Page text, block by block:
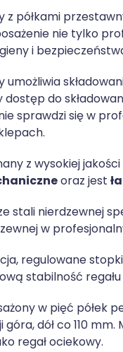
z półkami
nie tylko
i
umożliwia
dostęp do
sprawdzi się w
z wysokiej jakości
oraz jest
stali nierdzewnej
w
regulowane
stabilność
w pięć półek
dół co 110
regał ociekowy.